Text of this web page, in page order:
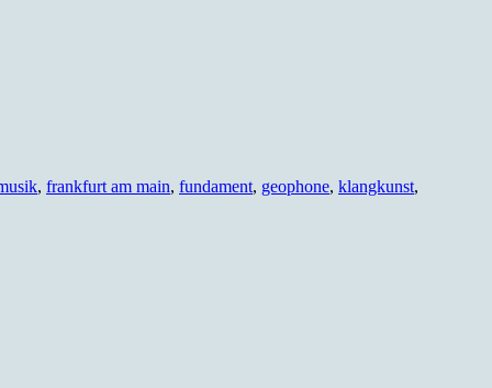
, frankfurt am main, fundament, geophone, klangkunst,